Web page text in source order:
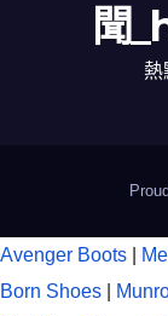
聞
熱
Avenger Boots
Born Shoes